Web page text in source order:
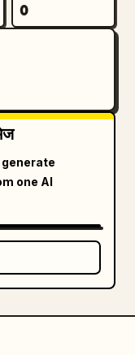
0
one AI